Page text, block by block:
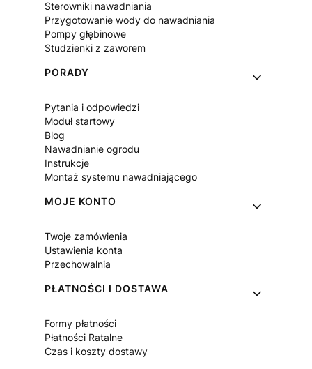
Sterowniki nawadniania
Przygotowanie wody do nawadniania
Pompy głębinowe
Studzienki z zaworem
PORADY
Pytania i odpowiedzi
Moduł startowy
Blog
Nawadnianie ogrodu
Instrukcje
Montaż systemu nawadniającego
MOJE KONTO
Twoje zamówienia
Ustawienia konta
Przechowalnia
PŁATNOŚCI I DOSTAWA
Formy płatności
Płatności Ratalne
Czas i koszty dostawy